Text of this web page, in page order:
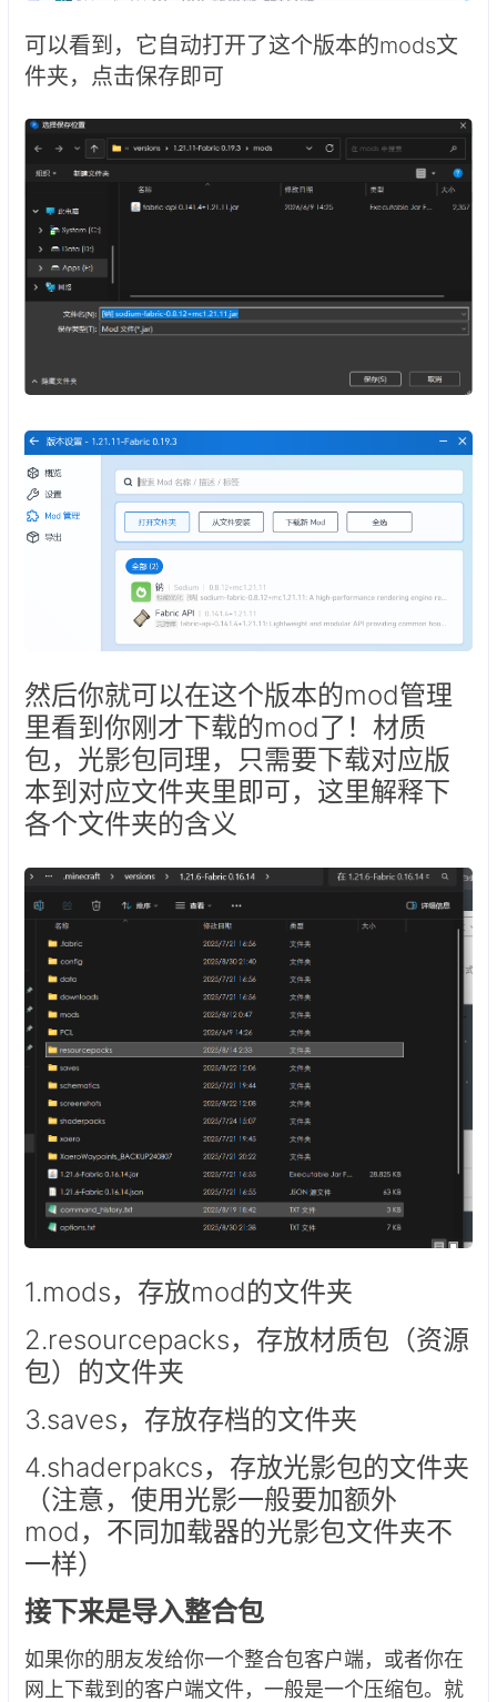
可以看到，它自动打开了这个版本的mods文
件夹，点击保存即可
然后你就可以在这个版本的mod管理
里看到你刚才下载的mod了！材质
包，光影包同理，只需要下载对应版
本到对应文件夹里即可，这里解释下
各个文件夹的含义
1.mods，存放mod的文件夹
2.resourcepacks，存放材质包（资源
包）的文件夹
3.saves，存放存档的文件夹
4.shaderpakcs，存放光影包的文件夹
（注意，使用光影一般要加额外
mod，不同加载器的光影包文件夹不
一样）
接下来是导入整合包
如果你的朋友发给你一个整合包客户端，或者你在
网上下载到的客户端文件，一般是一个压缩包。就